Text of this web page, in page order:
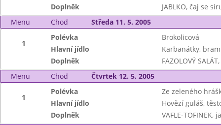
Doplněk
JABLKO, čaj se
Menu
Chod Středa 11. 5. 2005
1
Polévka
Brokolicová
Hlavní jídlo
Karbanátky,
Doplněk
FAZOLOVÝ
Menu
Chod Čtvrtek 12. 5. 2005
1
Polévka
Ze zeleného
Hlavní jídlo
Hovězí guláš,
Doplněk
VAFLE-TOFINEK,